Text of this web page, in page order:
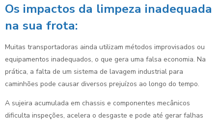
Os impactos da limpeza inadequada
na sua frota:
Muitas transportadoras ainda utilizam métodos improvisados ou
equipamentos inadequados, o que gera uma falsa economia. Na
prática, a falta de um sistema de lavagem industrial para
caminhões pode causar diversos prejuízos ao longo do tempo.
A sujeira acumulada em chassis e componentes mecânicos
dificulta inspeções, acelera o desgaste e pode até gerar falhas